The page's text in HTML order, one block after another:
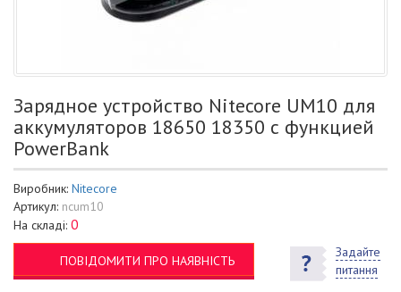
Зарядное устройство Nitecore UM10 для
аккумуляторов 18650 18350 с функцией
PowerBank
Виробник: Nitecore
Артикул: ncum10
На складі: 0
ПОВІДОМИТИ ПРО НАЯВНІСТЬ
Задайте
питання